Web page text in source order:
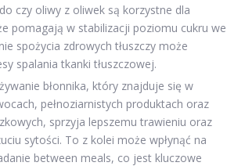
czy oliwy z oliwek są korzystne dla
pomagają w stabilizacji poziomu cukru we
spożycia zdrowych tłuszczy może
spalania tkanki tłuszczowej.
błonnika, który znajduje się w
pełnoziarnistych produktach oraz
sprzyja lepszemu trawieniu oraz
sytości. To z kolei może wpłynąć na
between meals, co jest kluczowe